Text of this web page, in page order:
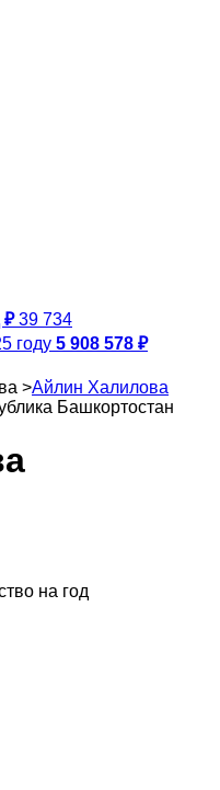
₽ 39 734
году 5 908 578 ₽
>Айлин Халилова
Башкортостан
на год